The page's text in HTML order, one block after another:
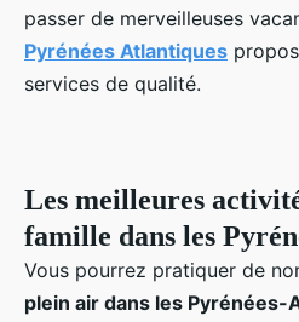
passer de merveilleuses
Pyrénées Atlantiques
services de qualité.
Les meilleures
famille dans les
Vous pourrez pratiquer de
plein air dans les Pyrénées-